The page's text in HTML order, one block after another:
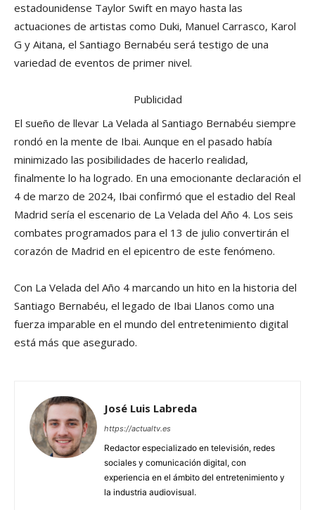
estadounidense Taylor Swift en mayo hasta las
actuaciones de artistas como Duki, Manuel Carrasco, Karol
G y Aitana, el Santiago Bernabéu será testigo de una
variedad de eventos de primer nivel.
Publicidad
El sueño de llevar La Velada al Santiago Bernabéu siempre
rondó en la mente de Ibai. Aunque en el pasado había
minimizado las posibilidades de hacerlo realidad,
finalmente lo ha logrado. En una emocionante declaración el
4 de marzo de 2024, Ibai confirmó que el estadio del Real
Madrid sería el escenario de La Velada del Año 4. Los seis
combates programados para el 13 de julio convertirán el
corazón de Madrid en el epicentro de este fenómeno.
Con La Velada del Año 4 marcando un hito en la historia del
Santiago Bernabéu, el legado de Ibai Llanos como una
fuerza imparable en el mundo del entretenimiento digital
está más que asegurado.
José Luis Labreda
https://actualtv.es
Redactor especializado en televisión, redes
sociales y comunicación digital, con
experiencia en el ámbito del entretenimiento y
la industria audiovisual.